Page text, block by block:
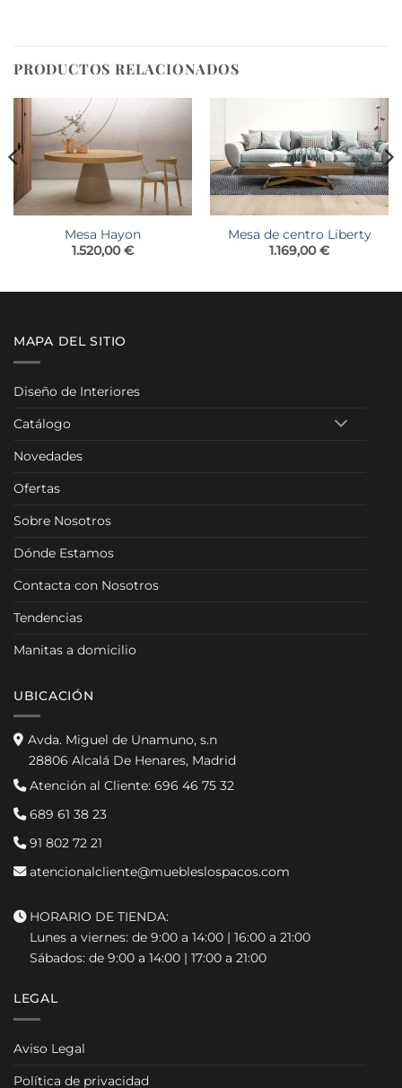
PRODUCTOS RELACIONADOS
Mesa Hayon
1.520,00€
Mesa de centro Liberty
1.169,00€
MAPA DEL SITIO
Diseño de Interiores
Catálogo
Novedades
Ofertas
Sobre Nosotros
Dónde Estamos
Contacta con Nosotros
Tendencias
Manitas a domicilio
UBICACIÓN
Avda. Miguel de Unamuno, s.n
28806 Alcalá De Henares, Madrid
Atención al Cliente: 696 46 75 32
689 61 38 23
91 802 72 21
atencionalcliente@muebleslospacos.com
HORARIO DE TIENDA:
Lunes a viernes: de 9:00 a 14:00 | 16:00 a 21:00
Sábados: de 9:00 a 14:00 | 17:00 a 21:00
LEGAL
Aviso Legal
Política de privacidad